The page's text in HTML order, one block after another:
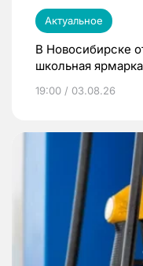
Актуальное
В Новосибирске
школьная
19:00 / 03.08.26